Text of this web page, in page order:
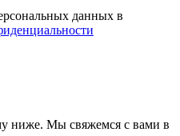
данных в
ниже. Мы свяжемся с вами в